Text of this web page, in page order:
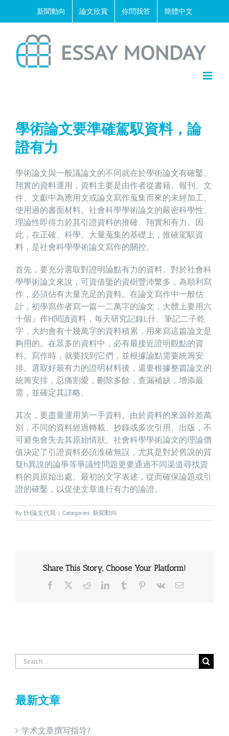
新聞動向 論文欣賞 你問我答 簡體中文
學術論文要準確駕馭資料，論
證有力
學術論文與一般議論文的不同就在於學術論文有確鑿、
翔實的資料運用，資料主要是由作者從書籍、報刊、文
件、文獻中為應用文或論文寫作蒐集而來的未經加工、
使用過的書面材料。社會科學學術論文的嚴密科學性、
理論性即得力於其引證資料的推確、翔實和有力。因
此，在正確、科學、大量蒐集的基礎上，推確駕馭資
料，是社會科學學術論文寫作的關控。
首先，要充分選取對證明論點有力的資料。對於社會科
學學術論文來說，可資借鑒的資樹豐沛繁多，為順利寫
作，必須佔有大量充足的資料。在論文寫作中一般估
計，初學寫作者寫一篇一二萬字的論文，大體上要用六
十個』作H閱讀資料，每天研究記錄L什、筆記二子乾
字．大約會有十幾萬字的資料積累．用來寫這篇論文是
夠用的。在眾多的資料中，必有最接近證明觀點的資
料。寫作時，就要找到它們，並根據論點需要統籌安
排。選取好最有​​力的證明材料後，還要根據整篇論文的
統籌安排，忍痛割愛，刪除多餘，查漏補缺，增添最
需，並確定其詳略。
其次，要盡量運用第一手資料。由於資料的來源幹差萬
別，不同的資料經過轉載、抄錄或多次引用、出版，不
可避免會失去其原始情狀。社會科學學術論文的理論價
值決定了引證資料必須淮確無誤，尤其是對於舊說的質
疑h異說的論爭等爭議性問題更要通過不同渠道尋找資
料的員原始出處、最初的文字表述，從而確保論題或引
證的確鑿，以促使文章進行有力的論證。
By EM論文代寫 | Categories: 新聞動向
Share This Story, Choose Your Platform!
Facebook RedditLinkedInTumblr Pinterest
Vk Email
Search
for:
最新文章
学术文章撰写指导?